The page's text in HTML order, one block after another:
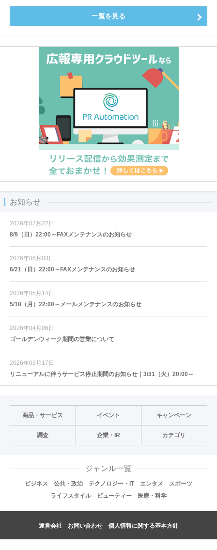
一覧を見る
お知らせ
2026年07月22日
8/9（日）22:00～FAXメンテナンスのお知らせ
2026年06月03日
6/21（日）22:00～FAXメンテナンスのお知らせ
2026年05月14日
5/18（月）22:00～メールメンテナンスのお知らせ
2026年04月06日
ゴールデンウィーク期間の営業について
2026年03月17日
リニューアルに伴うサービス停止期間のお知らせ｜3/31（火）20:00～
商品・サービス イベント キャンペーン
調査 企業・IR カテゴリ
ジャンル一覧
ビジネス 公共・政治 テクノロジー・IT エンタメ
スポーツ
ライフスタイル
ビューティー 医療・科学
運営会社 お問い合わせ 個人情報に関する基本方針